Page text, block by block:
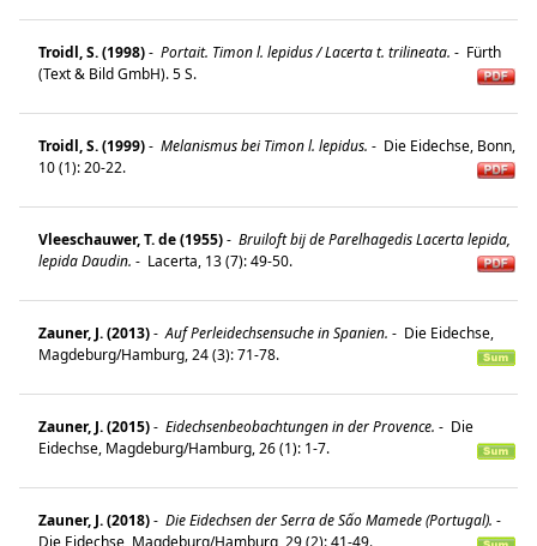
Troidl, S. (1998)- Portait. Timon l. lepidus / Lacerta t. trilineata. - Fürth
(Text & Bild GmbH). 5 S.
Troidl, S. (1999)- Melanismus bei Timon l. lepidus. - Die Eidechse, Bonn,
10 (1): 20-22.
Vleeschauwer, T. de (1955)- Bruiloft bij de Parelhagedis Lacerta lepida,
lepida Daudin. - Lacerta, 13 (7): 49-50.
Zauner, J. (2013)- Auf Perleidechsensuche in Spanien. - Die Eidechse,
Magdeburg/Hamburg, 24 (3): 71-78.
Zauner, J. (2015)- Eidechsenbeobachtungen in der Provence. - Die
Eidechse, Magdeburg/Hamburg, 26 (1): 1-7.
Zauner, J. (2018)- Die Eidechsen der Serra de Sấo Mamede (Portugal). -
Die Eidechse, Magdeburg/Hamburg, 29 (2): 41-49.